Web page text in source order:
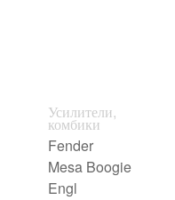
Усилители,
комбики
Fender
Mesa Boogie
Engl